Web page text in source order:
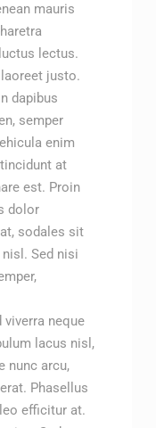
mauris
lectus.
justo.
dapibus
semper
enim
at
est. Proin
dolor
sodales sit
Sed nisi
neque
lacus nisl,
nunc arcu,
Phasellus
efficitur at.